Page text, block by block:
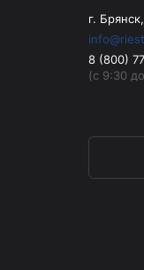
г.
8 (800)
(с 9:30